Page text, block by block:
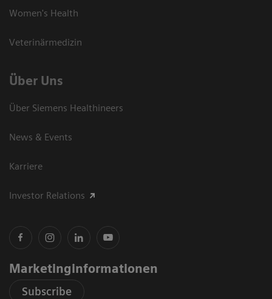
Women's Health
Veterinärmedizin
Über Uns
Über Siemens Healthineers
News & Events
Karriere
Investor Relations
Marketinginformationen
Subscribe